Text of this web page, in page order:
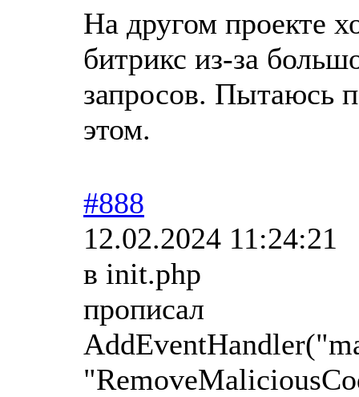
На другом проекте
битрикс из-за
запросов. Пытаюсь
этом.
#888
12.02.2024 11:24:21
в init.php
прописал